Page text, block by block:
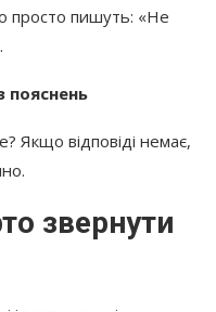
просто пишуть: «Не
пояснень
Якщо відповіді немає,
звернути